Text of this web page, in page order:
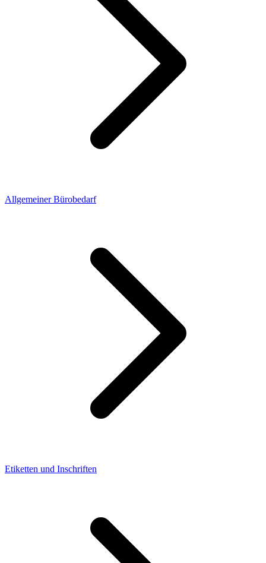
Allgemeiner Bürobedarf
Etiketten und Inschriften